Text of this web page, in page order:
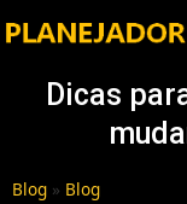
Dicas
Blog » Blog